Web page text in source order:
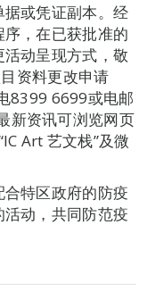
或凭证副本。经
，在已获批准的
动呈现方式，敬
资料更改申请
8399 6699或电邮
新资讯可浏览网页
Art 艺文栈”及微
特区政府的防疫
动，共同防范疫